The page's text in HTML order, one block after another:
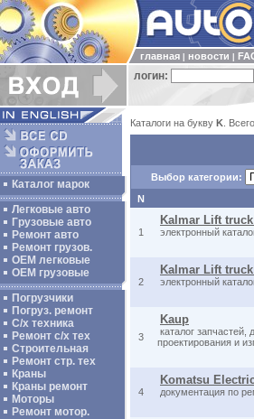
главная новости
логин:
Каталог марок
Легковые авто
Грузовые авто
Ремонт авто
Ремонт грузов.
ОЕМ легковые
OEM грузовые
Погрузчики
Погруз. ремонт
С/х техника
Ремонт с/х тех
Строительная
Ремонт стр. тех
Краны
Краны ремонт
Моторы
Ремонт мотор.
Каталоги на букву K .
Выбор категории:
N
1
Kalmar Lift truck
электронный
2
Kalmar Lift
электронный
3
Kaup
каталог
проектирования и
4
Komatsu
документация по